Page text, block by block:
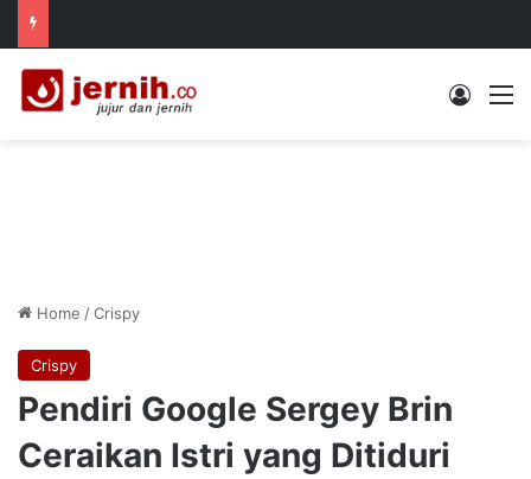
Log In
Home /Crispy
Crispy
Pendiri Google Sergey Brin
Ceraikan Istri yang Ditiduri